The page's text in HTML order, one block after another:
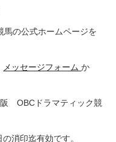
馬の公式ホームページを
メッセージフォームか
OBCドラマティック競
消印迄有効です。